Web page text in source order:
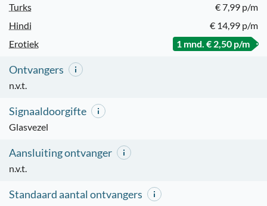
Turks
€ 7,99 p/m
Hindi
€ 14,99 p/m
Erotiek
1 mnd. € 2,50 p/m
Ontvangers
n.v.t.
Signaaldoorgifte
Glasvezel
Aansluiting ontvanger
n.v.t.
Standaard aantal ontvangers